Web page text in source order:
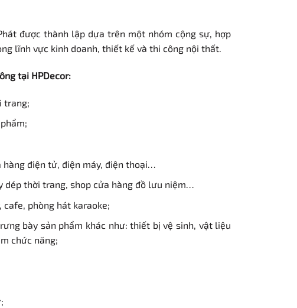
được thành lập dựa trên một nhóm cộng sự, hợp
lĩnh vực kinh doanh, thiết kế và thi công nội thất.
tại HPDecor:
trang;
điện tử, điện máy, điện thoại…
dép thời trang, shop cửa hàng đồ lưu niệm…
phòng hát karaoke;
bày sản phẩm khác như: thiết bị vệ sinh, vật liệu
chức năng;